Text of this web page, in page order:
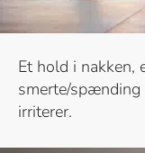
Et hold i nakken,
smerte/spænding
irriterer.